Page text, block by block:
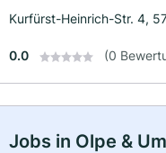
Kurfürst-Heinrich-Str. 4,
0.0 (0
Jobs in Olpe &